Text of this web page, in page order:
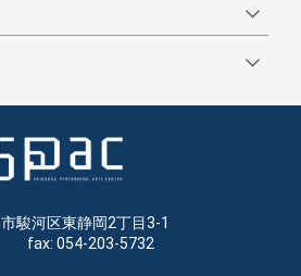
駿河区東静岡2丁目3-1
fax: 054-203-5732